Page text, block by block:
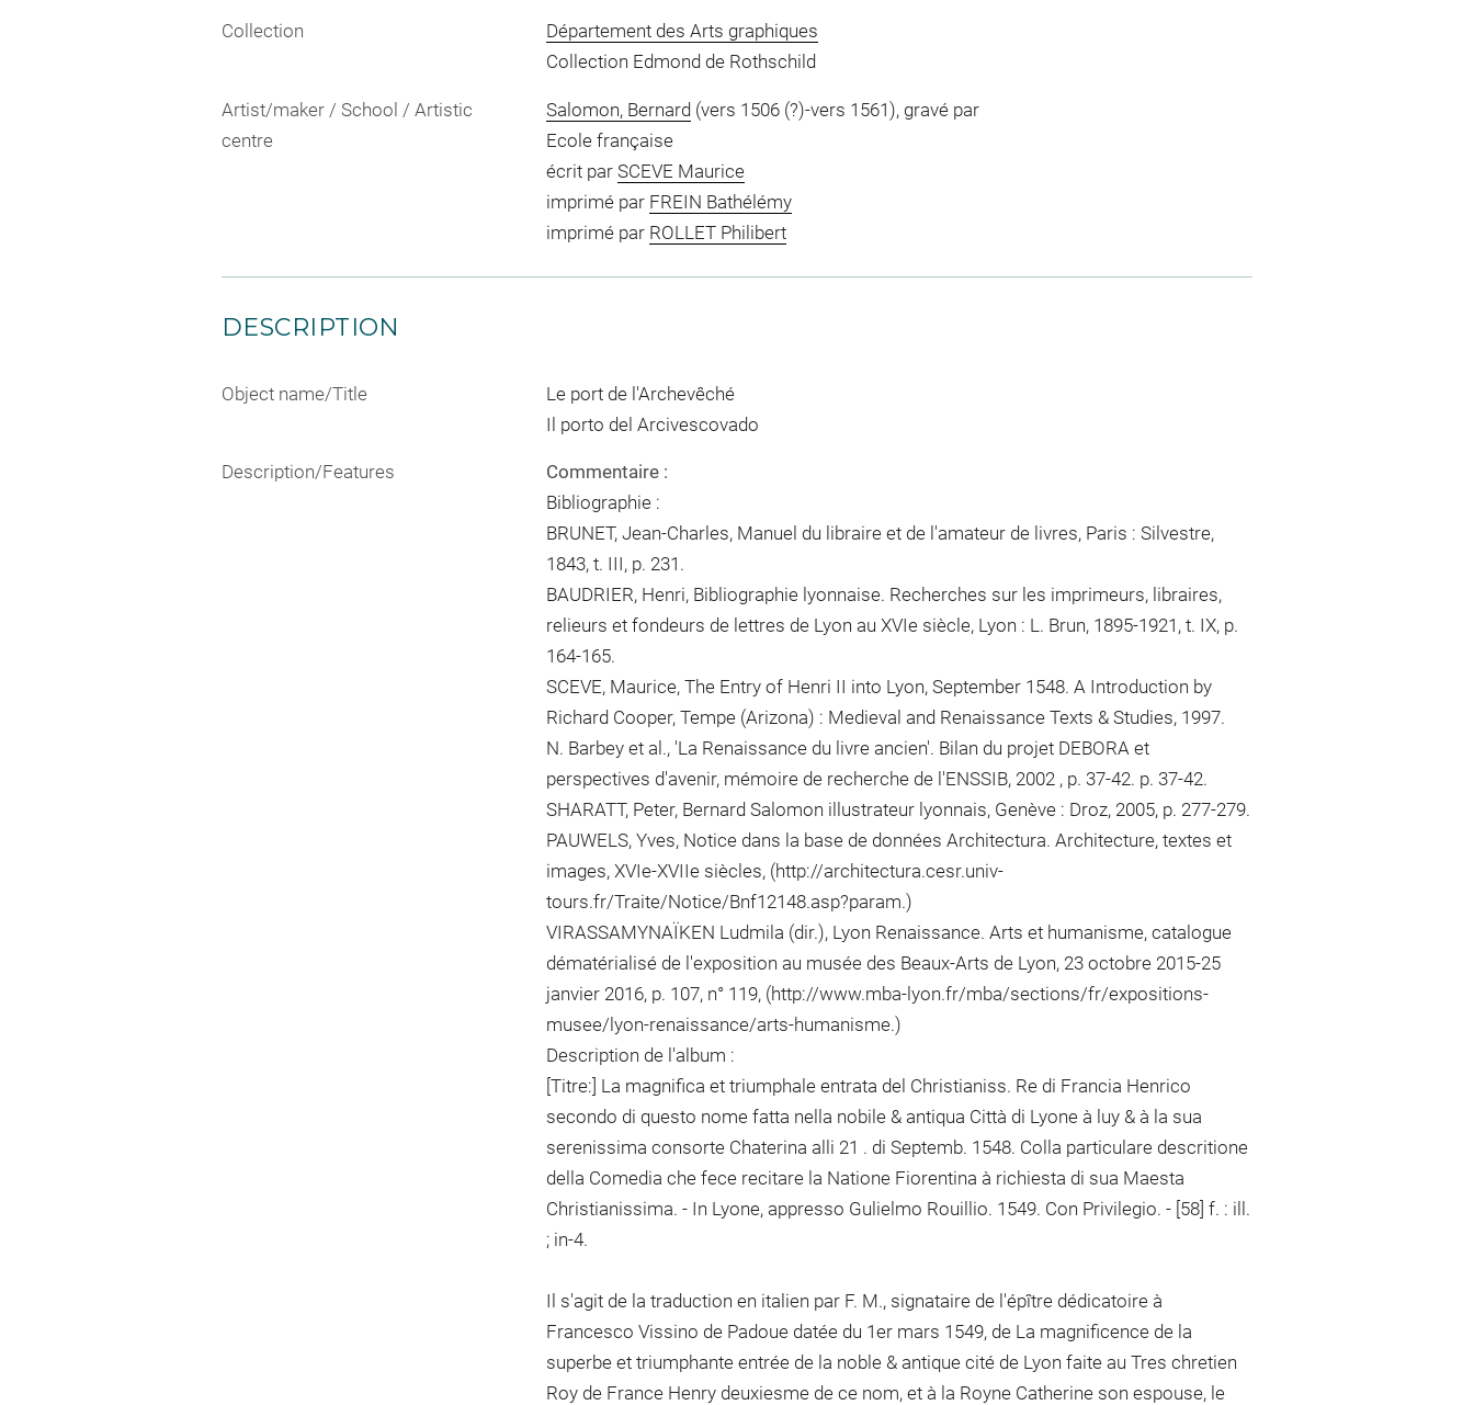
Collection
Département des Arts graphiques
Collection Edmond de Rothschild
Artist/maker / School / Artistic
centre
Salomon, Bernard(vers 1506 (?)-vers 1561), gravé par
Ecole française
écrit par SCEVE Maurice
imprimé par FREIN Bathélémy
imprimé par ROLLET Philibert
DESCRIPTION
Object name/Title
Le port de l'Archevêché
Il porto del Arcivescovado
Description/Features
Commentaire :
Bibliographie :
BRUNET, Jean-Charles, Manuel du libraire et de l'amateur de livres, Paris : Silvestre,
1843, t. III, p. 231.
BAUDRIER, Henri, Bibliographie lyonnaise. Recherches sur les imprimeurs, libraires,
relieurs et fondeurs de lettres de Lyon au XVIe siècle, Lyon : L. Brun, 1895-1921, t. IX, p.
164-165.
SCEVE, Maurice, The Entry of Henri II into Lyon, September 1548. A Introduction by
Richard Cooper, Tempe (Arizona) : Medieval and Renaissance Texts & Studies, 1997.
N. Barbey et al., 'La Renaissance du livre ancien'. Bilan du projet DEBORA et
perspectives d'avenir, mémoire de recherche de l'ENSSIB, 2002 , p. 37-42. p. 37-42.
SHARATT, Peter, Bernard Salomon illustrateur lyonnais, Genève : Droz, 2005, p. 277-279.
PAUWELS, Yves, Notice dans la base de données Architectura. Architecture, textes et
images, XVIe-XVIIe siècles, (http://architectura.cesr.univ-
tours.fr/Traite/Notice/Bnf12148.asp?param.)
VIRASSAMYNAÏKEN Ludmila (dir.), Lyon Renaissance. Arts et humanisme, catalogue
dématérialisé de l'exposition au musée des Beaux-Arts de Lyon, 23 octobre 2015-25
janvier 2016, p. 107, n° 119, (http://www.mba-lyon.fr/mba/sections/fr/expositions-
musee/lyon-renaissance/arts-humanisme.)
Description de l'album :
[Titre:] La magnifica et triumphale entrata del Christianiss. Re di Francia Henrico
secondo di questo nome fatta nella nobile & antiqua Città di Lyone à luy & à la sua
serenissima consorte Chaterina alli 21 . di Septemb. 1548. Colla particulare descritione
della Comedia che fece recitare la Natione Fiorentina à richiesta di sua Maesta
Christianissima. - In Lyone, appresso Gulielmo Rouillio. 1549. Con Privilegio. - [58] f. : ill.
; in-4.
Il s'agit de la traduction en italien par F. M., signataire de l'épître dédicatoire à
Francesco Vissino de Padoue datée du 1er mars 1549, de La magnificence de la
superbe et triumphante entrée de la noble & antique cité de Lyon faite au Tres chretien
Roy de France Henry deuxiesme de ce nom, et à la Royne Catherine son espouse, le